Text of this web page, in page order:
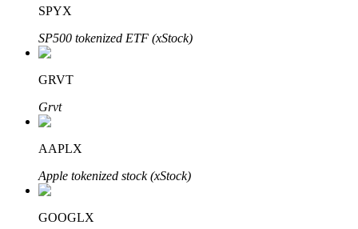
Automatyczna inwestycja
Zdobądź długoterminowy zysk i elastyczne zainteresowania
SPYX
SP500 tokenized ETF (xStock)
GRVT
Grvt
AAPLX
Apple tokenized stock (xStock)
GOOGLX